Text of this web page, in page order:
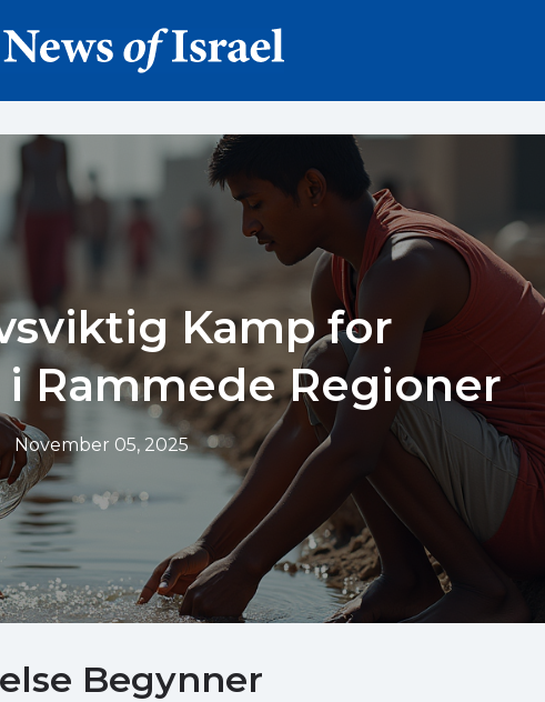
Kamp for
Rammede Regioner
November 05, 2025
Begynner